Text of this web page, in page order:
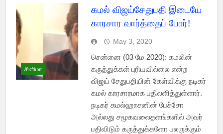
சினிமா
கமல் விஜய்சேதுபதி இடையே
காரசார வார்த்தைப் போர்!
May 3, 2020
சென்னை (03 மே 2020): கமலின்
கருத்துக்கள் புரியவில்லை என்ற
விஜய் சேதுபதியின் கேள்விக்கு நடிகர்
கமல் காரசாரமாக பதிலளித்துள்ளார்.
நடிகர் கமல்ஹாசனின் பேச்சோ
அல்லது சமூகவலைதளங்களில் அவர்
பதிவிடும் கருத்துக்களோ பலருக்கும்